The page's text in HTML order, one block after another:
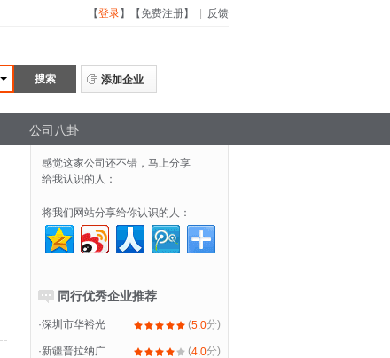
【登录】 【免费注册】 反馈
添加企业
公司八卦
感觉这家公司还不错，马上分享
给我认识的人：
将我们网站分享给你认识的人：
同行优秀企业推荐
(5.0分)
·深圳市华裕光
(4.0分)
·新疆普拉纳广